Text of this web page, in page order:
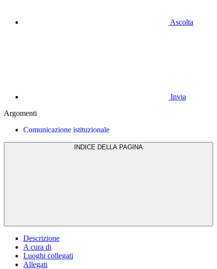
Ascolta
Invia
Argomenti
Comunicazione istituzionale
Descrizione
A cura di
Luoghi collegati
Allegati